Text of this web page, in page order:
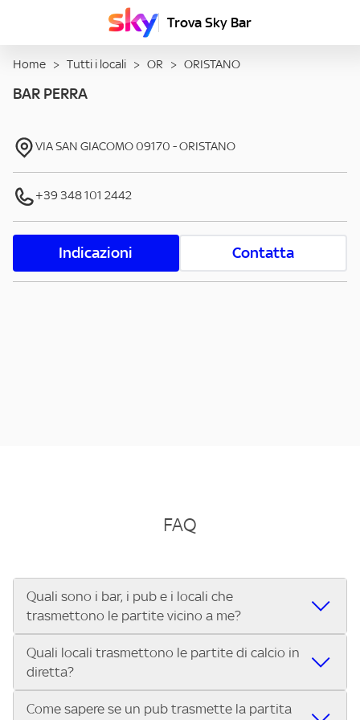
Trova Sky Bar
Home > Tutti i locali > OR > ORISTANO
BAR PERRA
VIA SAN GIACOMO 09170 -ORISTANO
+39 348 101 2442
Indicazioni Contatta
FAQ
Quali sono i bar, i pub e i locali che
trasmettono le partite vicino a me?
Se cerchi un bar, pub, ristorante o locale vicino a te per
vedere le partite di Serie A ENILIVE, la Serie C Sky Wifi, la
UEFA Champions League, la UEFA Europa League, la UEFA
Conference League, il Tennis, la Formula 1®, la MotoGP™ e
Quali locali trasmettono le partite di calcio in
diretta?
Vuoi sapere quali bar, pub o ristoranti mostrano le partite
Come sapere se un pub trasmette la partita